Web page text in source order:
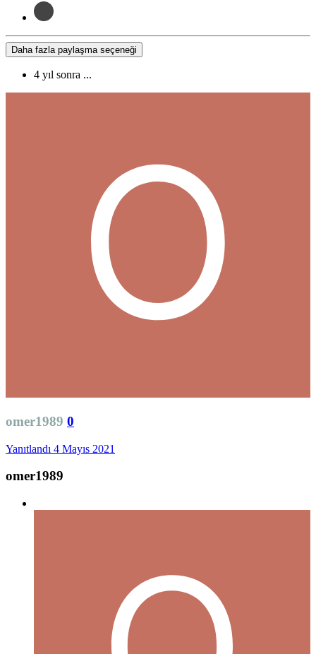
Daha fazla paylaşma seçeneği
4 yıl sonra ...
omer1989 0
Yanıtlandı 4 Mayıs 2021
omer1989